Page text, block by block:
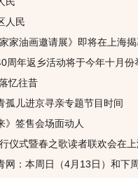
人民
家油画邀请展》即将在上海
周年返乡活动将于今年十月份
忆往昔
孤儿进京寻亲专题节目时间
》签售会场面动人
仪式暨春之歌读者联欢会在
网：本周日（4月13日）和下